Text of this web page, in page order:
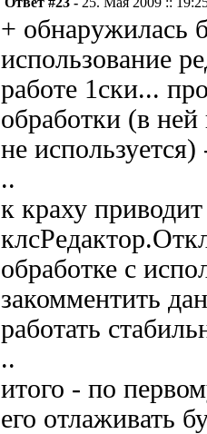
+ обнаружилась
использование
работе 1ски...
обработки (в ней
не
..
к краху
обработке с
закомментить
работать
..
итого - по
его отлаживать